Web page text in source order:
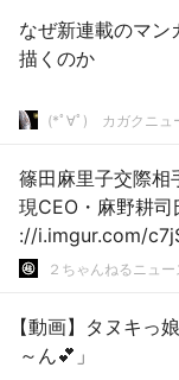
なぜ新連載のマン
描くのか
(*ﾟ∀ﾟ)ゞカガクニュ
篠田麻里子交際相
現CEO・麻野耕司
://i.imgur.com/
２ちゃんねるニュ
【動画】タヌキっ
～ん💕」